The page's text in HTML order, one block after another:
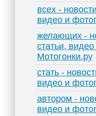
всех -
видео и
желающих -
статьи,
Мотогонки.ру
стать -
видео и
автором -
видео и